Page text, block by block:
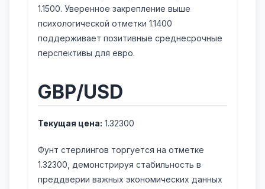
1.1500. Уверенное закрепление выше
психологической отметки 1.1400
поддерживает позитивные среднесрочные
перспективы для евро.
GBP/USD
Текущая цена: 1.32300
Фунт стерлингов торгуется на отметке
1.32300, демонстрируя стабильность в
преддверии важных экономических данных